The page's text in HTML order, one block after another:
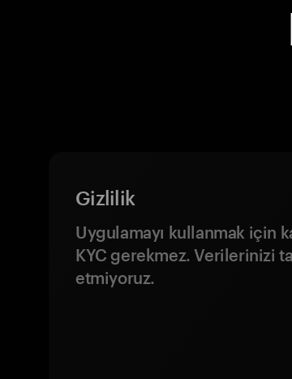
Gizlilik
Uygulamayı kullanmak için
KYC gerekmez. Verilerinizi
etmiyoruz.